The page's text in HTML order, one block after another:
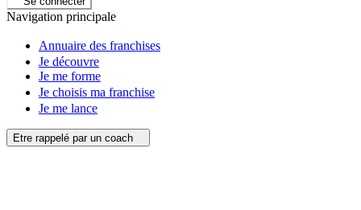
Navigation principale
Annuaire des franchises
Je découvre
Je me forme
Je choisis ma franchise
Je me lance
Etre rappelé par un coach